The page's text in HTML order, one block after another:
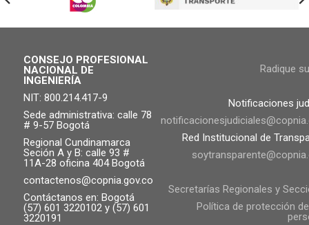
17
18
19
20
21
CONSEJO PROFESIONAL
NACIONAL DE
INGENIERÍA
NIT: 800.214.417-9
Sede administrativa: calle 78
# 9-57 Bogotá
Regional Cundinamarca
Seción A y B: calle 93 #
11A-28 oficina 404 Bogotá
contactenos@copnia.gov.co
Contáctanos en: Bogotá
(57) 601 3220102 y (57) 601
3220191
Radique
Notificaciones
Red Institucional de
Secretarías Regionales y
Política de protección